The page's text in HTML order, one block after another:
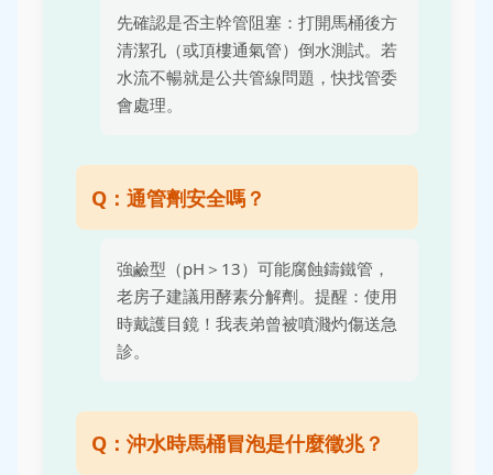
先確認是否主幹管阻塞：打開馬桶後方
清潔孔（或頂樓通氣管）倒水測試。若
水流不暢就是公共管線問題，快找管委
會處理。
Q：通管劑安全嗎？
強鹼型（pH＞13）可能腐蝕鑄鐵管，
老房子建議用酵素分解劑。提醒：使用
時戴護目鏡！我表弟曾被噴濺灼傷送急
診。
Q：沖水時馬桶冒泡是什麼徵兆？